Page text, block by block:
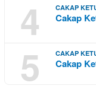
4 CAKAP
Cakap
5 CAKAP
Cakap